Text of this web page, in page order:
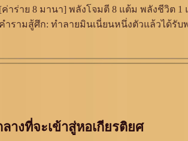
าร่าย 8 มานา] พลังโจมตี 8 แต้ม พลังชีวิต 1
ำรามสู้ศึก: ทำลายมินเนี่ยนหนึ่งตัวแล้วได้รับ
างที่จะเข้าสู่หอเกียรติยศ